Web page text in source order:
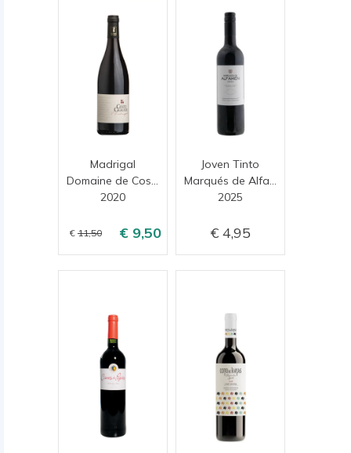
Madrigal
Domaine de Coste Chaude
2020
11,50 9,50
Joven Tinto
Marqués de Alfamén
2025
4,95